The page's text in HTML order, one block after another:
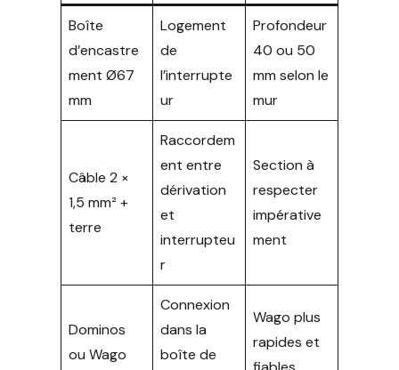
Boîte
d’encastre
ment Ø67
mm
Logement
de
l’interrupte
ur
Profondeur
40 ou 50
mm selon le
mur
Câble 2 ×
1,5 mm² +
terre
Raccordem
ent entre
dérivation
et
interrupteu
r
Section à
respecter
impérative
ment
Dominos
ou Wago
Connexion
dans la
boîte de
Wago plus
rapides et